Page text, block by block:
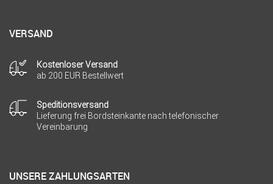
VERSAND
Kostenloser Versand
ab 200 EUR Bestellwert
Speditionsversand
Lieferung frei Bordsteinkante nach telefonischer
Vereinbarung
UNSERE ZAHLUNGSARTEN